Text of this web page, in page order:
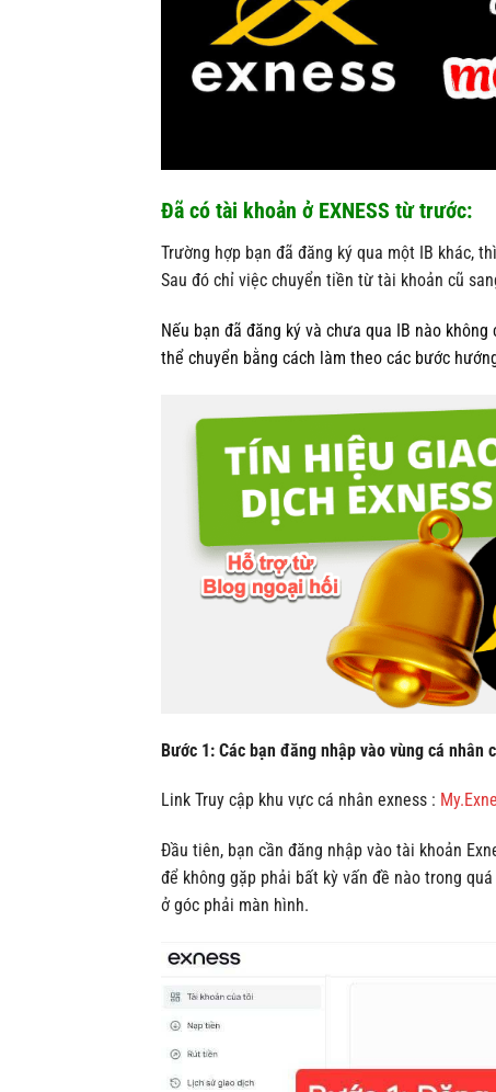
Đã có tài khoản ở EXNESS từ trước:
Trường hợp bạn đã đăng ký qua một IB khác,
Sau đó chỉ việc chuyển tiền từ tài khoản cũ
Nếu bạn đã đăng ký và chưa qua IB nào
thể chuyển bằng cách làm theo các bước
Bước 1: Các bạn đăng nhập vào vùng cá nhân
Link Truy cập khu vực cá nhân exness :
Đầu tiên, bạn cần đăng nhập vào tài khoản
để không gặp phải bất kỳ vấn đề nào trong
ở góc phải màn hình.